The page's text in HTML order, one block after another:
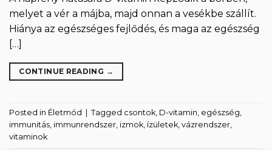
melyet a vér a májba, majd onnan a vesékbe szállít.
Hiánya az egészséges fejlődés, és maga az egészség
[…]
CONTINUE READING →
Posted in Életmód Tagged csontok, D-vitamin, egészség,
immunitás, immunrendszer, izmok, ízületek, vázrendszer,
vitaminok